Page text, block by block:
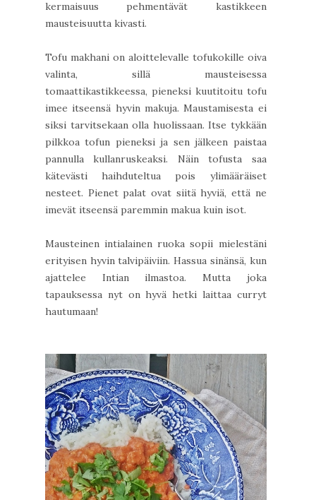
kermaisuus pehmentävät kastikkeen
mausteisuutta kivasti.
Tofu makhani on aloittelevalle tofukokille oiva
valinta, sillä mausteisessa
tomaattikastikkeessa, pieneksi kuutitoitu tofu
imee itseensä hyvin makuja. Maustamisesta ei
siksi tarvitsekaan olla huolissaan. Itse tykkään
pilkkoa tofun pieneksi ja sen jälkeen paistaa
pannulla kullanruskeaksi. Näin tofusta saa
kätevästi haihduteltua pois ylimääräiset
nesteet. Pienet palat ovat siitä hyviä, että ne
imevät itseensä paremmin makua kuin isot.
Mausteinen intialainen ruoka sopii mielestäni
erityisen hyvin talvipäiviin. Hassua sinänsä, kun
ajattelee Intian ilmastoa. Mutta joka
tapauksessa nyt on hyvä hetki laittaa curryt
hautumaan!